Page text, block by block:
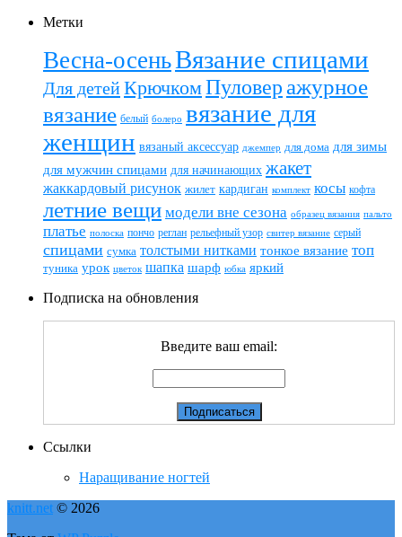
Метки
Весна-осеньВязание спицами
Для детейКрючкомПуловер ажурное
вязание белый болеро вязание для
женщин вязаный аксессуар джемпер для дома для зимы
для мужчин спицами для начинающих жакет
жаккардовый рисунок жилет кардиган комплект косы кофта
летние вещи модели вне сезона образец вязания пальто
платье полоска пончо реглан рельефный узор свитер вязание серый
спицами сумка толстыми нитками тонкое вязание топ
туника урок цветок шапка шарф юбка яркий
Подписка на обновления
Введите ваш email:
Ссылки
Наращивание ногтей
knitt.net © 2026